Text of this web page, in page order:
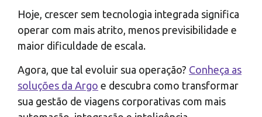
Hoje, crescer sem tecnologia integrada significa
operar com mais atrito, menos previsibilidade e
maior dificuldade de escala.
Agora, que tal evoluir sua operação? Conheça as
soluções da Argo e descubra como transformar
sua gestão de viagens corporativas com mais